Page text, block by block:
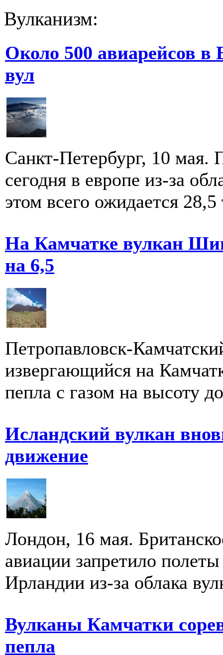
Вулканизм:
Около 500 авиарейсов в
вул
Санкт-Петербург, 10 мая.
сегодня в европе из-за
этом всего ожидается
На Камчатке вулкан
на 6,5
Петропавловск-
извергающийся на
пепла с газом на высоту
Исландский вулкан
движение
Лондон, 16 мая.
авиации запретило
Ирландии из-за облака
Вулканы Камчатки
пепла